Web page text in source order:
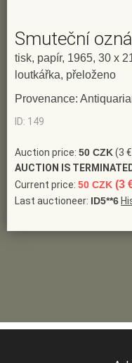
Smuteční
tisk, papír, 1965, 30 x
loutkářka, přeloženo
Provenance:
ID: 149
Auction price: 50 CZK(3
AUCTION IS
Current price: 50 CZK (3
Last auctioneer: ID5**6